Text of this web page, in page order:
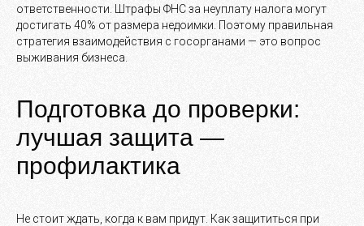
ответственности. Штрафы ФНС за неуплату налога могут
достигать 40% от размера недоимки. Поэтому правильная
стратегия взаимодействия с госорганами — это вопрос
выживания бизнеса.
Подготовка до проверки:
лучшая защита —
профилактика
Не стоит ждать, когда к вам придут. Как защититься при